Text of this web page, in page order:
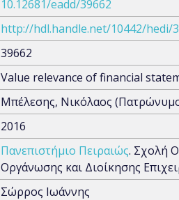
10.12681/eadd/39662
http://hdl.handle.net/10442/hedi/
39662
Value relevance of financial
Μπέλεσης, Νικόλαος
2016
Πανεπιστήμιο Πειραιώς. Σχολή
Οργάνωσης και Διοίκησης
Σώρρος Ιωάννης